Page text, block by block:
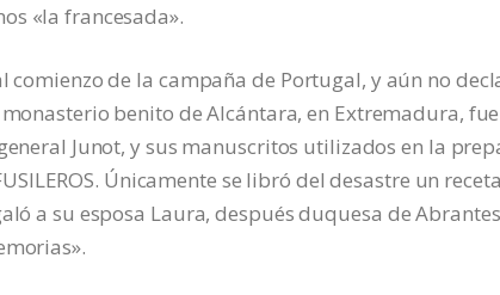
«la francesada».
comienzo de la campaña de Portugal, y aún no
benito de Alcántara, en Extremadura,
Junot, y sus manuscritos utilizados en la
Únicamente se libró del desastre un
a su esposa Laura, después duquesa de